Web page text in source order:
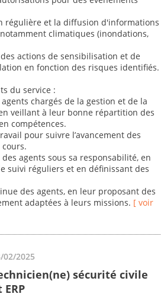
régulière et la diffusion d'informations
climatiques (inondations,
actions de sensibilisation et de
en fonction des risques identifiés.
du service :
chargés de la gestion et de la
veillant à leur bonne répartition des
compétences.
pour suivre l’avancement des
agents sous sa responsabilité, en
suivi réguliers et en définissant des
des agents, en leur proposant des
adaptées à leurs missions. [ voir
02/2025
sécurité civile
ERP